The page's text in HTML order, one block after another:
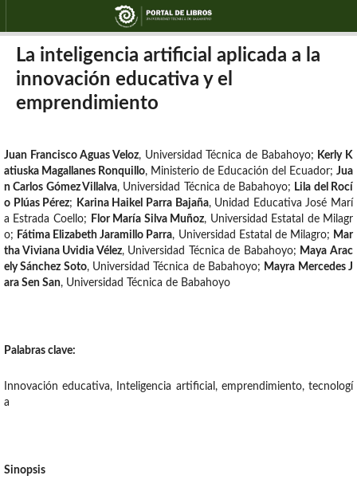
La inteligencia artificial aplicada a la
innovación educativa y el
emprendimiento
Juan Francisco Aguas Veloz, Universidad Técnica de Babahoyo; Kerly K
atiuska Magallanes Ronquillo, Ministerio de Educación del Ecuador;Jua
n Carlos Gómez Villalva, Universidad Técnica de Babahoyo; Lila del Rocí
o Plúas Pérez; Karina Haikel Parra Bajaña, Unidad Educativa José Marí
a Estrada Coello; Flor María Silva Muñoz, Universidad Estatal de Milagr
o; Fátima Elizabeth Jaramillo Parra, Universidad Estatal de Milagro; Mar
tha Viviana Uvidia Vélez, Universidad Técnica de Babahoyo; Maya Arac
ely Sánchez Soto, Universidad Técnica de Babahoyo; Mayra Mercedes J
ara Sen San, Universidad Técnica de Babahoyo
Palabras clave:
Innovación educativa, Inteligencia artificial, emprendimiento, tecnologí
a
Sinopsis